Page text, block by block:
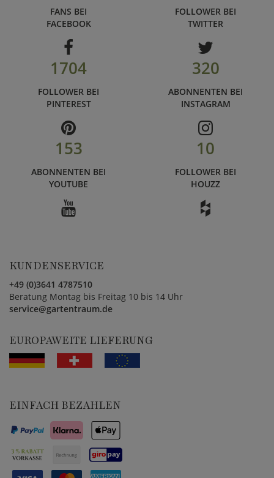
FANS BEI
FACEBOOK
FOLLOWER BEI
TWITTER
1704
FOLLOWER BEI
PINTEREST
320
ABONNENTEN BEI
INSTAGRAM
153
ABONNENTEN BEI
YOUTUBE
10
FOLLOWER BEI
HOUZZ
KUNDENSERVICE
+49 (0)3641 4787510
Beratung Montag bis Freitag 10 bis 14 Uhr
service@gartentraum.de
EUROPAWEITE LIEFERUNG
EINFACH BEZAHLEN